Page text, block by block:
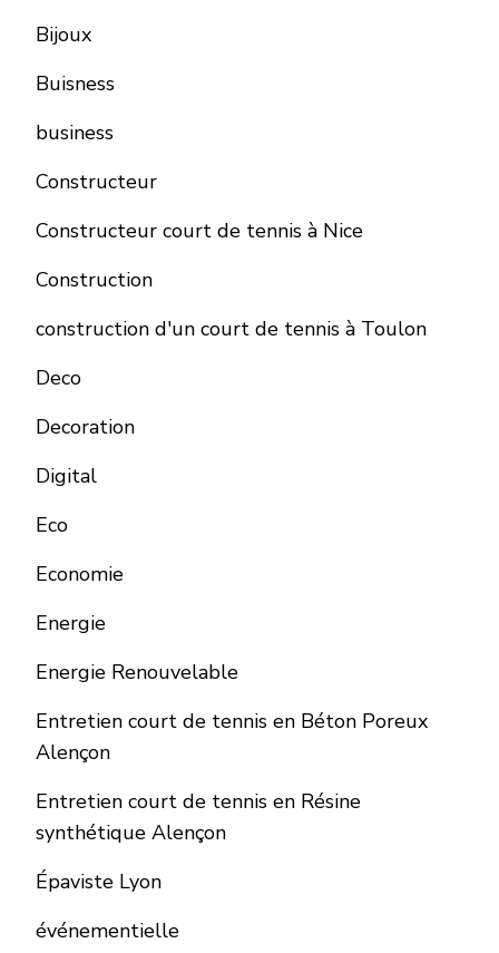
Bijoux
Buisness
business
Constructeur
Constructeur court de tennis à Nice
Construction
construction d'un court de tennis à Toulon
Deco
Decoration
Digital
Eco
Economie
Energie
Energie Renouvelable
Entretien court de tennis en Béton Poreux
Alençon
Entretien court de tennis en Résine
synthétique Alençon
Épaviste Lyon
événementielle